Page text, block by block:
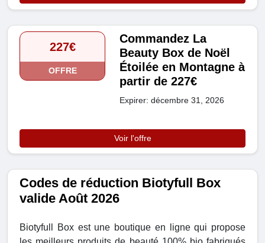
227€
OFFRE
Commandez La
Beauty Box de Noël
Étoilée en Montagne à
partir de 227€
Expirer: décembre 31, 2026
Voir l'offre
Codes de réduction Biotyfull Box
valide Août 2026
Biotyfull Box est une boutique en ligne qui propose